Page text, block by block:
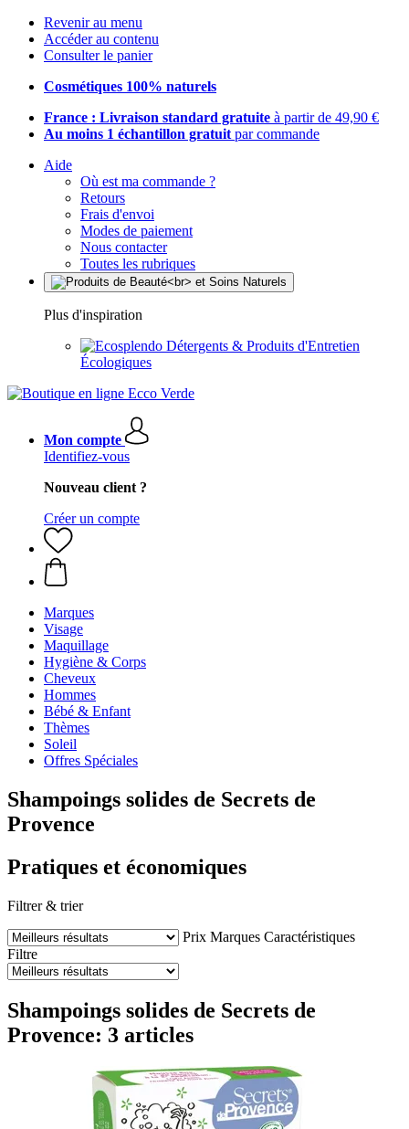
Revenir au menu
Accéder au contenu
Consulter le panier
Cosmétiques 100% naturels
France : Livraison standard gratuite à partir de 49,90 €
Au moins 1 échantillon gratuit par commande
Aide
Où est ma commande ?
Retours
Frais d'envoi
Modes de paiement
Nous contacter
Toutes les rubriques
Plus d'inspiration
Détergents & Produits d'Entretien
Écologiques
Mon compte
Identifiez-vous
Nouveau client ?
Créer un compte
Marques
Visage
Maquillage
Hygiène & Corps
Cheveux
Hommes
Bébé & Enfant
Thèmes
Soleil
Offres Spéciales
Shampoings solides de Secrets de
Provence
Pratiques et économiques
Filtrer & trier
Prix Marques Caractéristiques
Filtre
Shampoings solides de Secrets de
Provence: 3 articles